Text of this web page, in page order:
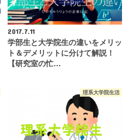
2017.7.11
学部生と大学院生の違いをメリッ
ト＆デメリットに分けて解説！
【研究室の忙…
理系大学院生活